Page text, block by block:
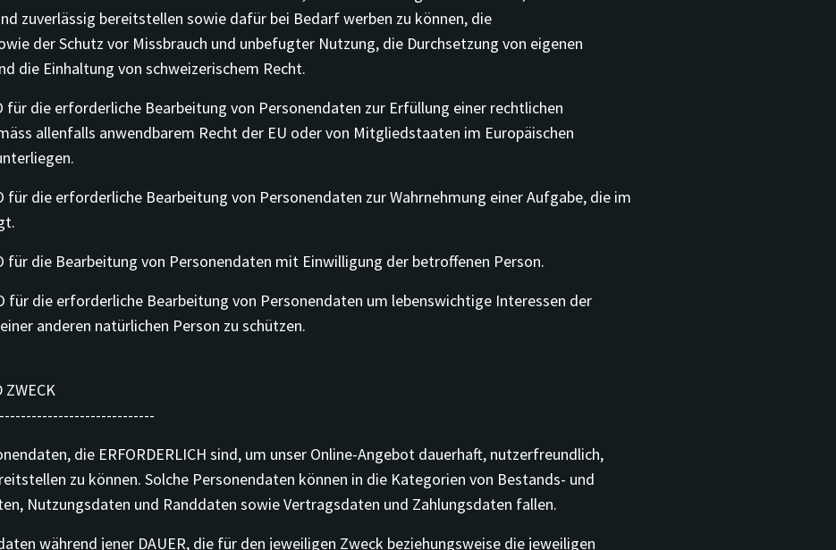
zuverlässig bereitstellen sowie dafür bei Bedarf werben zu können, die
der Schutz vor Missbrauch und unbefugter Nutzung, die Durchsetzung von eigenen
die Einhaltung von schweizerischem Recht.
für die erforderliche Bearbeitung von Personendaten zur Erfüllung einer rechtlichen
allenfalls anwendbarem Recht der EU oder von Mitgliedstaaten im Europäischen
für die erforderliche Bearbeitung von Personendaten zur Wahrnehmung einer Aufgabe, die im
für die Bearbeitung von Personendaten mit Einwilligung der betroffenen Person.
für die erforderliche Bearbeitung von Personendaten um lebenswichtige Interessen der
anderen natürlichen Person zu schützen.
ZWECK
die ERFORDERLICH sind, um unser Online-Angebot dauerhaft, nutzerfreundlich,
zu können. Solche Personendaten können in die Kategorien von Bestands- und
Nutzungsdaten und Randdaten sowie Vertragsdaten und Zahlungsdaten fallen.
während jener DAUER, die für den jeweiligen Zweck beziehungsweise die jeweiligen